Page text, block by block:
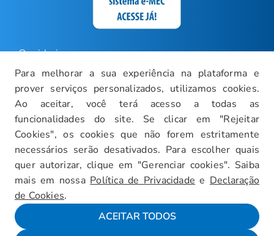
Para melhorar a sua experiência na plataforma e
prover serviços personalizados, utilizamos cookies.
Ao aceitar, você terá acesso a todas as
funcionalidades do site. Se clicar em "Rejeitar
Cookies", os cookies que não forem estritamente
necessários serão desativados. Para escolher quais
quer autorizar, clique em "Gerenciar cookies". Saiba
mais em nossa Política de Privacidade e Declaração
de Cookies.
ACEITAR TODOS
Ouvidoria
Carreiras
Intranet
Política de Privacidade
Documentos Institucionais
Faça um Tour Virtual
Blog
Mapa do Site